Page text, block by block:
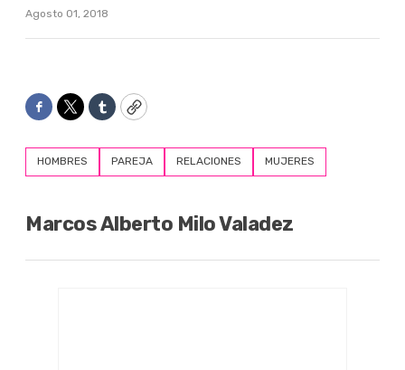
Agosto 01, 2018
Facebook
TwitterTumblrCopy
HOMBRES PAREJA RELACIONES MUJERES
Marcos Alberto Milo Valadez